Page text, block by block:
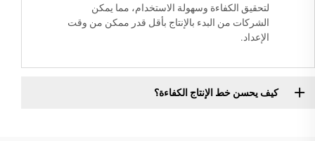
لتحقيق الكفاءة وسهولة الاستخدام، مما يمكن
الشركات من البدء بالإنتاج بأقل قدر ممكن من وقت
الإعداد.
كيف يحسن خط الإنتاج الكفاءة؟